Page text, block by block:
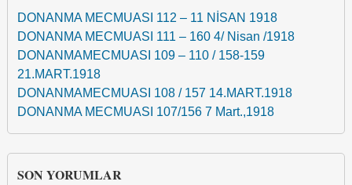
DONANMA MECMUASI 112 – 11 NİSAN 1918
DONANMA MECMUASI 111 – 160 4/ Nisan /1918
DONANMAMECMUASI 109 – 110 / 158-159
21.MART.1918
DONANMAMECMUASI 108 / 157 14.MART.1918
DONANMA MECMUASI 107/156 7 Mart.,1918
SON YORUMLAR